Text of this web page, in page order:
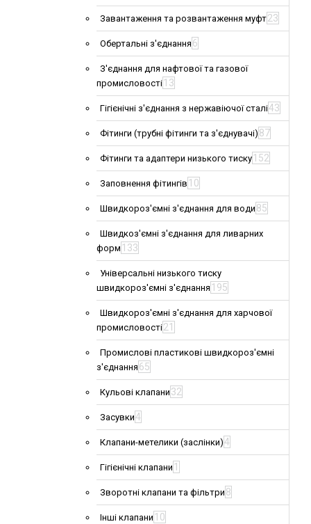
Завантаження та розвантаження муфт23
Обертальні з'єднання 6
З'єднання для нафтової та газової
промисловості 13
Гігієнічні з'єднання з нержавіючої сталі43
Фітинги (трубні фітинги та з'єднувачі) 87
Фітинги та адаптери низького тиску 152
Заповнення фітингів 10
Швидкороз'ємні з'єднання для води 85
Швидкоз'ємні з'єднання для ливарних
форм 133
Універсальні низького тиску
швидкороз'ємні з'єднання 195
Швидкороз'ємні з'єднання для харчової
промисловості21
Промислові пластикові швидкороз'ємні
з'єднання 65
Кульові клапани 32
Засувки4
Клапани-метелики (заслінки)4
Гігієнічні клапани 1
Зворотні клапани та фільтри 8
Інші клапани 10